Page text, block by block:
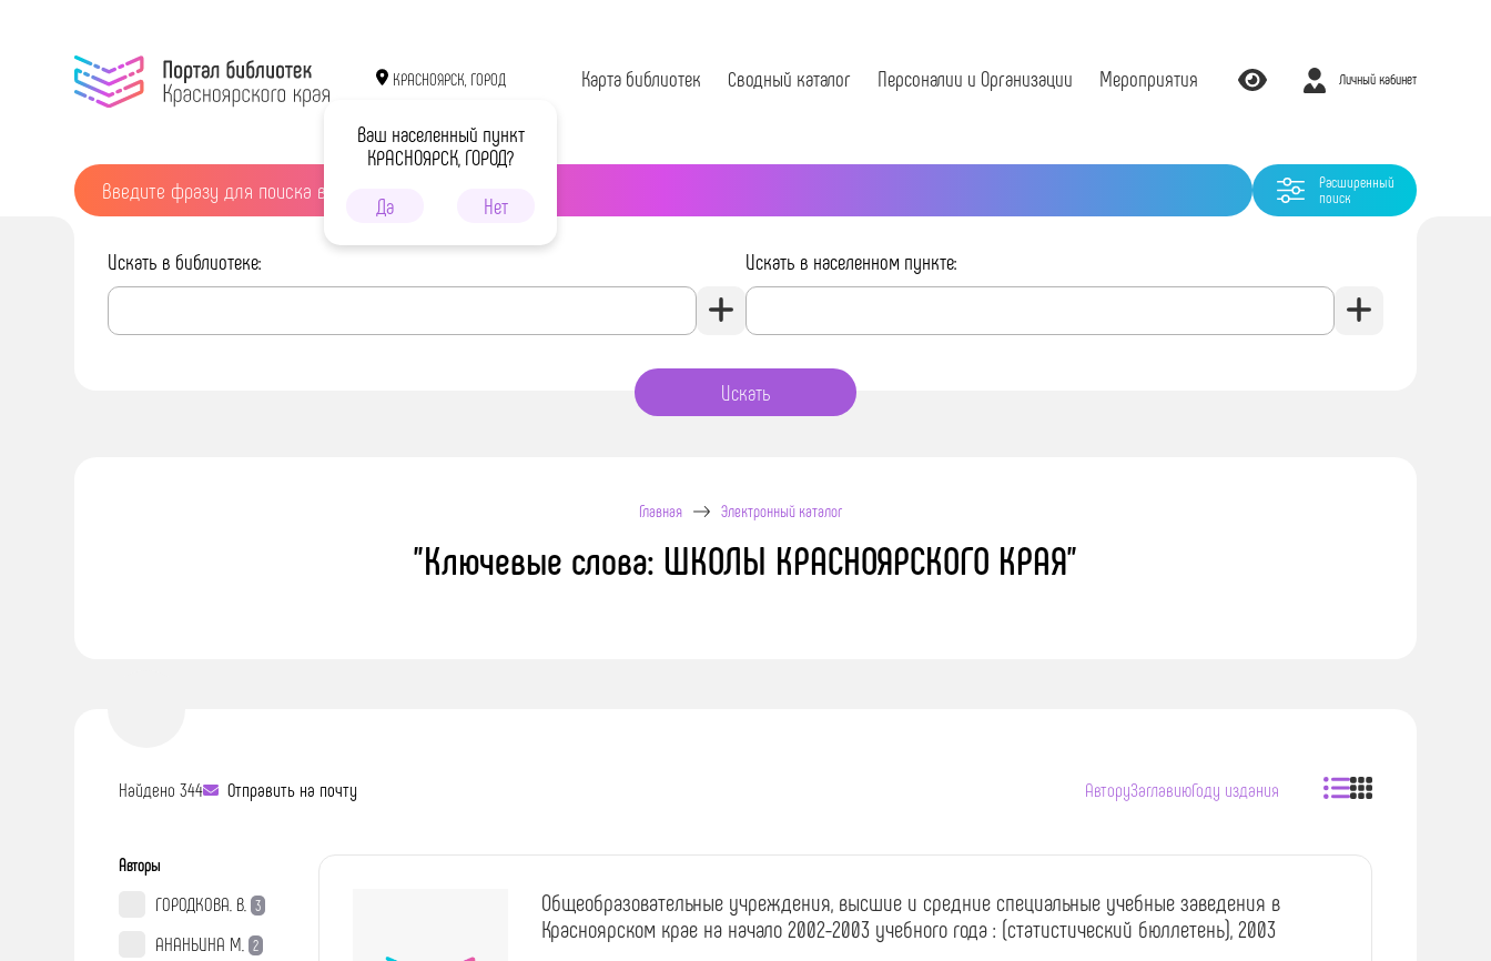
КРАСНОЯРСК, ГОРОД
Ваш населенный пункт
КРАСНОЯРСК, ГОРОД?
Да
Нет
Карта библиотек Сводный каталог Персоналии и Организации Мероприятия Личный кабинет
Расширенный
поиск
Искать в библиотеке: Искать в населенном пункте:
Главная Электронный каталог
"Ключевые слова: ШКОЛЫ КРАСНОЯРСКОГО КРАЯ"
Найдено 344 Отправить на почту АвторуЗаглавиюГоду издания
Авторы
ГОРОДКОВА. В. 3
АНАНЬИНА М. 2
Общеобразовательные учреждения, высшие и средние специальные учебные заведения в
Красноярском крае на начало 2002-2003 учебного года : (статистический бюллетень), 2003